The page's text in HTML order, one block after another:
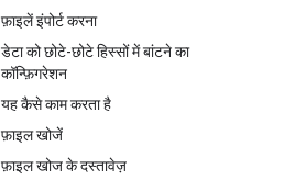
फ़ाइलें इंपोर्ट करना
डेटा को छोटे-छोटे हिस्सों में बांटने का
कॉन्फ़िगरेशन
यह कैसे काम करता है
फ़ाइल खोजें
फ़ाइल खोज के दस्तावेज़